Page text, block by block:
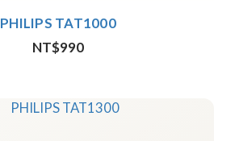
PHILIPS TAT1000
NT$990